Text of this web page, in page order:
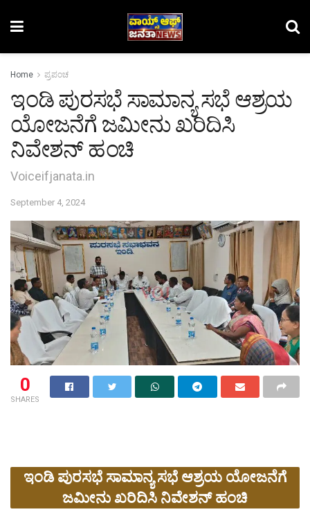
Home ಪ್ರಪಂಚ
ಇಂಡಿ ಪುರಸಭೆ ಸಾಮಾನ್ಯ ಸಭೆ ಆಶ್ರಯ
ಯೋಜನೆಗೆ ಜಮೀನು ಖರಿದಿಸಿ
ನಿವೇಶನ್ ಹಂಚಿ
Voiceifjanata.in
September 4, 2024
0
SHARES
ಇಂಡಿ ಪುರಸಭೆ ಸಾಮಾನ್ಯ ಸಭೆ ಆಶ್ರಯ ಯೋಜನೆಗೆ
ಜಮೀನು ಖರಿದಿಸಿ ನಿವೇಶನ್ ಹಂಚಿ